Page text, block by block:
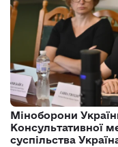
Міноборони
Консультативної
суспільства